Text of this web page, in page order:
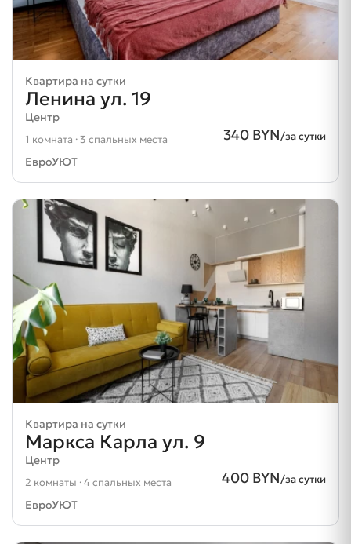
Квартира на сутки
Ленина ул. 19
Центр
340 BYN/за сутки
1 комната · 3 спальных места
ЕвроУЮТ
Квартира на сутки
Маркса Карла ул. 9
Центр
400 BYN/за сутки
2 комнаты · 4 спальных места
ЕвроУЮТ